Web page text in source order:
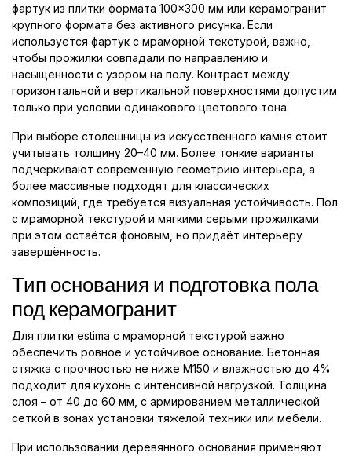
фартук из плитки формата 100×300 мм или керамогранит
крупного формата без активного рисунка. Если
используется фартук с мраморной текстурой, важно,
чтобы прожилки совпадали по направлению и
насыщенности с узором на полу. Контраст между
горизонтальной и вертикальной поверхностями допустим
только при условии одинакового цветового тона.
При выборе столешницы из искусственного камня стоит
учитывать толщину 20–40 мм. Более тонкие варианты
подчеркивают современную геометрию интерьера, а
более массивные подходят для классических
композиций, где требуется визуальная устойчивость. Пол
с мраморной текстурой и мягкими серыми прожилками
при этом остаётся фоновым, но придаёт интерьеру
завершённость.
Тип основания и подготовка пола
под керамогранит
Для плитки estima с мраморной текстурой важно
обеспечить ровное и устойчивое основание. Бетонная
стяжка с прочностью не ниже М150 и влажностью до 4%
подходит для кухонь с интенсивной нагрузкой. Толщина
слоя – от 40 до 60 мм, с армированием металлической
сеткой в зонах установки тяжелой техники или мебели.
При использовании деревянного основания применяют